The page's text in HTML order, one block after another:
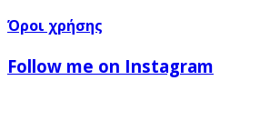
Όροι χρήσης
Follow me on Instagram